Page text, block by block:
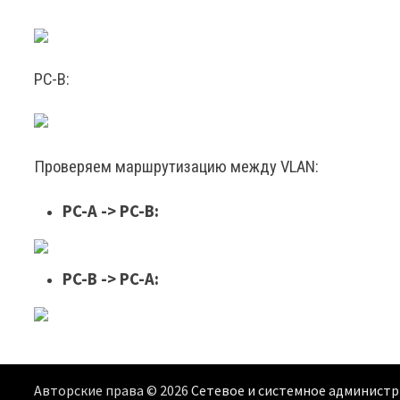
PC-B:
Проверяем маршрутизацию между VLAN:
PC-A -> PC-B:
PC-B -> PC-A:
Авторские права © 2026Сетевое и системное